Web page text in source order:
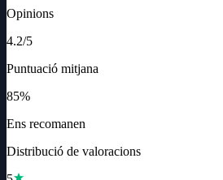
Opinions
4.2/5
Puntuació mitjana
85%
Ens recomanen
Distribució de valoracions